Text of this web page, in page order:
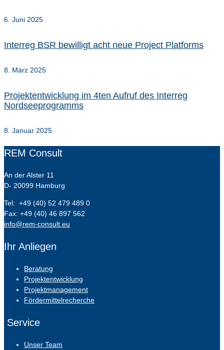
6. Juni 2025
Interreg BSR bewilligt acht neue Project Platforms
8. März 2025
Projektentwicklung im 4ten Aufruf des Interreg
Nordseeprogramms
8. Januar 2025
REM Consult
An der Alster 11
D- 20099 Hamburg
Tel: +49 (40) 52 479 489 0
Fax: +49 (40) 46 897 562
info@rem-consult.eu
Ihr Anliegen
Beratung
Projektentwicklung
Projektmanagement
Fördermittelrecherche
Service
Unser Team